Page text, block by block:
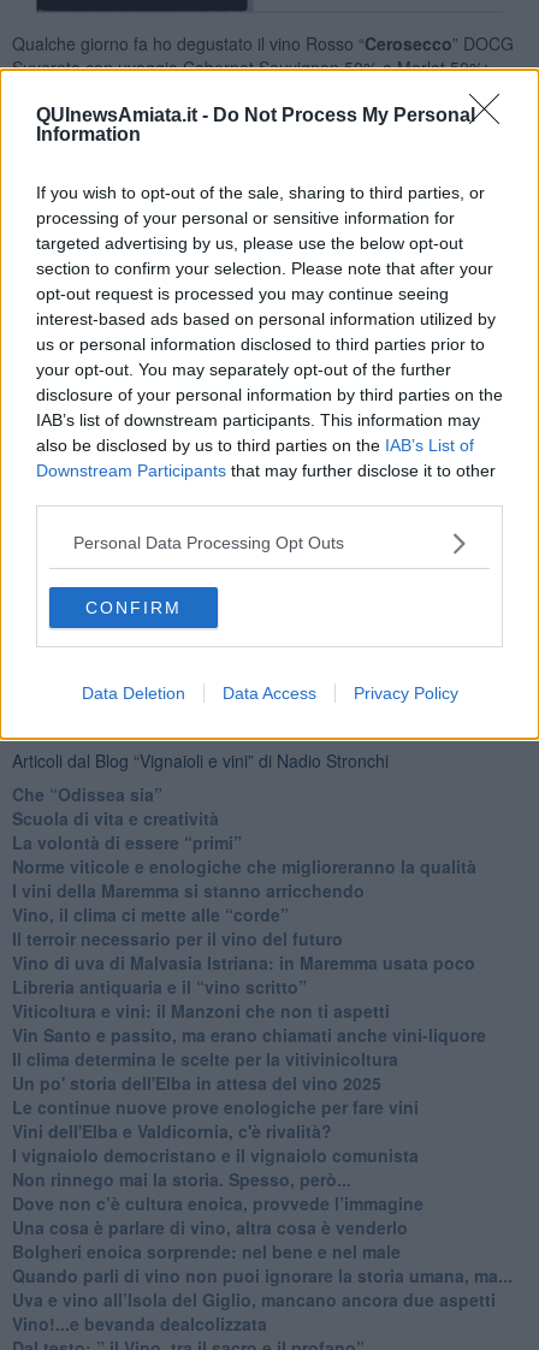
QUInewsAmiata.it - Do Not Process My Personal
Information
If you wish to opt-out of the sale, sharing to third parties, or
processing of your personal or sensitive information for
targeted advertising by us, please use the below opt-out
section to confirm your selection. Please note that after your
opt-out request is processed you may continue seeing
interest-based ads based on personal information utilized by
us or personal information disclosed to third parties prior to
your opt-out. You may separately opt-out of the further
disclosure of your personal information by third parties on the
IAB’s list of downstream participants. This information may
also be disclosed by us to third parties on the IAB’s List of
Downstream Participants that may further disclose it to other
Personal Data Processing Opt Outs
CONFIRM
Data Deletion Data Access Privacy Policy
Qualche giorno fa ho degustato il vino Rosso “Cerosecco” DOCG
Suvereto con uvaggio Cabernet Sauvignon 50% e Merlot 50%;
Colore rosso rubino intenso, tonalità ottima. All’olfatto è intenso,
(maturerà), persistente con ottima sensazione finale.
Nadio Stronchi
Se vuoi leggere le notizie principali della Toscana iscriviti alla
Newsletter QUInews - ToscanaMedia. Arriva gratis tutti i giorni
alle 20:00 direttamente nella tua casella di posta.
Basta cliccareQUI
Ti potrebbe interessare anche:
Articoli dal Blog “Vignaioli e vini” di Nadio Stronchi
​Che “Odissea sia”
Scuola di vita e creatività
​La volontà di essere “primi”
Norme viticole e enologiche che miglioreranno la qualità
​I vini della Maremma si stanno arricchendo
Vino, il clima ci mette alle “corde”
Il terroir necessario per il vino del futuro
​Vino di uva di Malvasia Istriana: in Maremma usata poco
​Libreria antiquaria e il “vino scritto”
​Viticoltura e vini: il Manzoni che non ti aspetti
​Vin Santo e passito, ma erano chiamati anche vini-liquore
Il clima determina le scelte per la vitivinicoltura
Un po' storia dell'Elba in attesa del vino 2025
Le continue nuove prove enologiche per fare vini
Vini dell'Elba e Valdicornia, c'è rivalità?
​I vignaiolo democristano e il vignaiolo comunista
​Non rinnego mai la storia. Spesso, però...
​Dove non c’è cultura enoica, provvede l’immagine
​Una cosa è parlare di vino, altra cosa è venderlo
Bolgheri enoica sorprende: nel bene e nel male
​Quando parli di vino non puoi ignorare la storia umana, ma...
Uva e vino all’Isola del Giglio, mancano ancora due aspetti
​Vino!...e bevanda dealcolizzata